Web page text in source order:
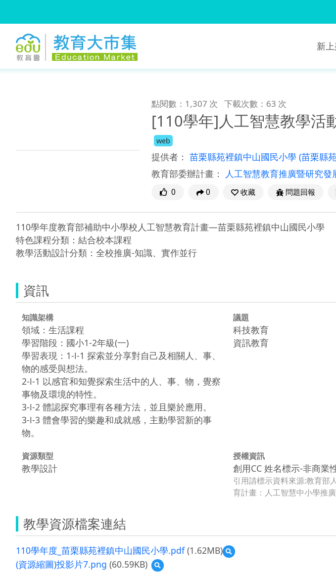
新
點閱數：1,307 次 下載次數：63 次
[110學年]人工智慧教學活
web
提供者： 苗栗縣苑裡鎮中山國民小學 (苗栗縣
教育部委辦計畫：
人工智慧教育推廣暨研究發
0 0 收藏 問題回報
110學年度教育部補助中小學校人工智慧教育計畫―苗栗縣苑裡鎮中山國民小學
特色課程分類：結合校本課程
教學活動設計分類：全校推廣-知識、實作並行
資訊
知識架構
領域：生活課程
學習階段：國小1-2年級(一)
學習表現：1-Ⅰ-1 探索並分享對自己及相關人、事、
物的感受與想法。
2-Ⅰ-1 以感官和知覺探索生活中的人、事、物，覺察
事物及環境的特性。
3-Ⅰ-2 體認探究事理有各種方法，並且樂於應用。
3-Ⅰ-3 體會學習的樂趣和成就感，主動學習新的事
物。
議題
科技教育
資訊教育
資源類型
教學設計
授權資訊
創用CC 姓名標示-非商業
引用請標示資料來源:教育部
育計畫：人工智慧中小學推
教學資源檔案連結
110學年度_苗栗縣苑裡鎮中山國民小學.pdf(1.62MB)
預
覽
(資源縮圖)投影片7.png (60.59KB)
預
覽